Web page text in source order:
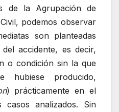
de la Agrupación de
podemos observar
son planteadas
accidente, es decir,
o condición sin la que
producido,
) prácticamente en el
analizados. Sin